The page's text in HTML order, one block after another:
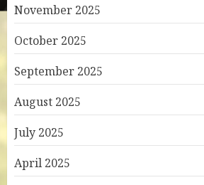
November 2025
October 2025
September 2025
August 2025
July 2025
April 2025